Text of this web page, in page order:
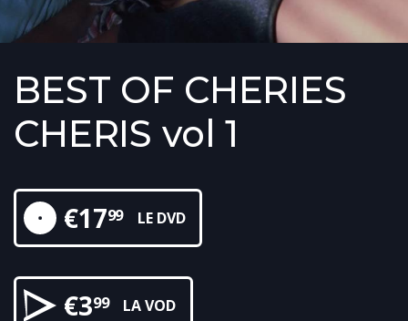
BEST OF CHERIES
CHERIS vol 1
€1799 LE DVD
€399 LA VOD